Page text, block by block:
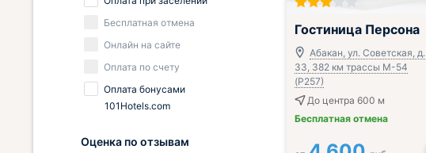
Гостиница Персона
Абакан, ул. Советская, д.
33, 382 км трассы М-54
(Р257)
До центра 600 м
Бесплатная отмена
Бесплатная отмена
Онлайн на сайте
Оплата по счету
Оплата бонусами
101Hotels.com
Оценка по отзывам